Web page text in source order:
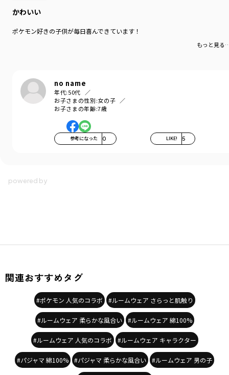
かわいい
ポケモン好きの子供が毎日喜んできています！
もっと見る
no name
年代:50代
お子さまの性別:女の子
お子さまの年齢:7歳
参考になった 0 LIKE! 5
関連おすすめタグ
#ポケモン 人気のコラボ #ルームウェア さらっと肌触り
#ルームウェア 柔らかな風合い #ルームウェア 綿100%
#ルームウェア 人気のコラボ #ルームウェア キャラクター
#パジャマ 綿100% #パジャマ 柔らかな風合い #ルームウェア 男の子